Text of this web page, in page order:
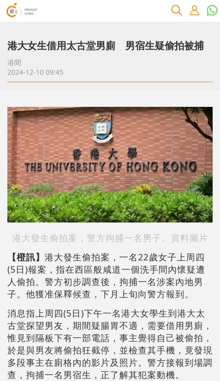
港大女生借用太古堂男廁 男宿生疑偷拍被捕
港聞
2024-12-10 09:45
港大發生偷拍案，警方拘捕一名男子。資料圖片
【橙訊】 港大發生偷拍案，一名22歲女子上周四
(5日)報案，指在西區般咸道一個洗手間內懷疑遭
人偷拍。警方初步調查後，拘捕一名涉案內地男
子。他獲准保釋候查，下月上旬向警方報到。
消息指上周四(5日)下午一名港大女學生到港大太
古堂探望男友，期間疑腸胃不適，需要借用男廁，
惟見到隔板下有一部電話，事主覺得自己被偷拍，
於是與男友將偷拍狂截停，並檢查其手機，竟發現
多段事主在廁格內的影片及照片。警方接報到場調
查，拘捕一名男宿生，正了解其犯案動機。